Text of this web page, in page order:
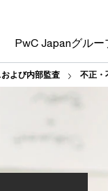
PwC Japanグルー
よび内部監査 不正・